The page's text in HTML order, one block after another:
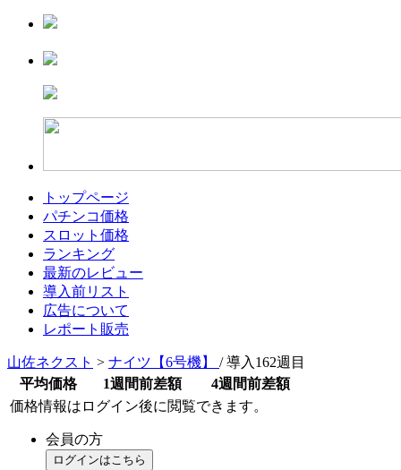
トップページ
パチンコ価格
スロット価格
ランキング
最新のレビュー
導入前リスト
広告について
レポート販売
山佐ネクスト > ナイツ【6号機】 / 導入162週目
平均価格
1週間前差額
4週間前差額
価格情報はログイン後に閲覧できます。
会員の方
ログインはこちら